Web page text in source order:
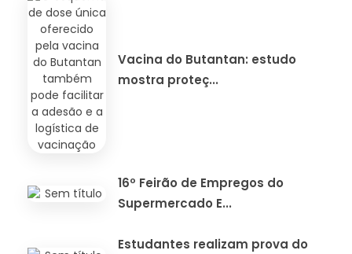
Vacina do Butantan: estudo
mostra proteç...
16º Feirão de Empregos do
Supermercado E...
Estudantes realizam prova do